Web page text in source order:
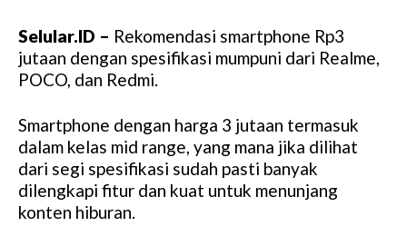
Selular.ID – Rekomendasi smartphone Rp3
jutaan dengan spesifikasi mumpuni dari Realme,
POCO, dan Redmi.
Smartphone dengan harga 3 jutaan termasuk
dalam kelas mid range, yang mana jika dilihat
dari segi spesifikasi sudah pasti banyak
dilengkapi fitur dan kuat untuk menunjang
konten hiburan.